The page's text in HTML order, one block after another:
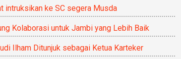
intruksikan ke SC segera Musda
Kolaborasi untuk Jambi yang Lebih Baik
Ilham Ditunjuk sebagai Ketua Karteker